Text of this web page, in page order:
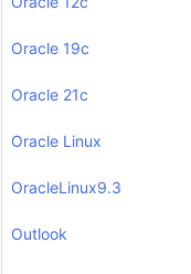
Oracle 19c
Oracle 21c
Oracle Linux
OracleLinux9.3
Outlook